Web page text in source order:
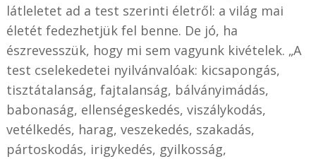
látleletet ad a test szerinti életről: a világ mai
életét fedezhetjük fel benne. De jó, ha
észrevesszük, hogy mi sem vagyunk kivételek. „A
test cselekedetei nyilvánvalóak: kicsapongás,
tisztátalanság, fajtalanság, bálványimádás,
babonaság, ellenségeskedés, viszálykodás,
vetélkedés, harag, veszekedés, szakadás,
pártoskodás, irigykedés, gyilkosság,